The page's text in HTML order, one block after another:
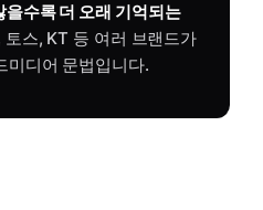
수록 더 오래 기억되는
스, KT 등 여러 브랜드가
미디어 문법입니다.